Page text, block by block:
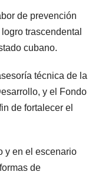
de prevención
trascendental
cubano.
técnica de la
y el Fondo
de fortalecer el
y en el escenario
de